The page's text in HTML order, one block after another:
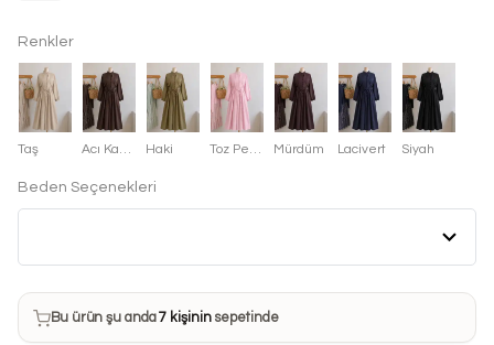
Renkler
Taş Haki Mürdüm Lacivert Siyah
Beden Seçenekleri
Bu ürün son 7 günde19 kezsatın alındı
Bu ürün şu anda7 kişininsepetinde